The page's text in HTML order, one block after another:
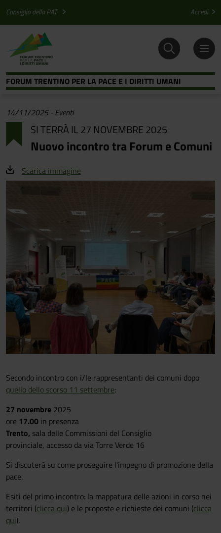
Consiglio della PAT Accedi
FORUM TRENTINO PER LA PACE E I DIRITTI UMANI
14/11/2025 - Eventi
SI TERRÀ IL 27 NOVEMBRE 2025
Nuovo incontro tra Forum e Comuni
Scarica immagine
Secondo incontro con i/le rappresentanti dei comuni dopo
quello dello scorso 11 settembre:
27 novembre 2025
ore 17.00 in presenza
Trento, sala delle Commissioni del Consiglio
provinciale, accesso da via Torre Verde 16
Si discuterà su come proseguire l'impegno di promozione della
pace.
Esiti del primo incontro: la mappatura delle azioni in corso nei
territori (clicca qui) e le proposte e richieste dei comuni (clicca
qui).